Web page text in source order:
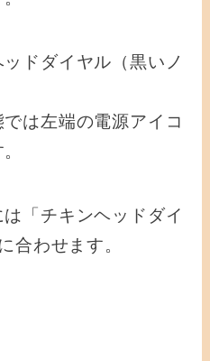
ドダイヤル（黒いノ
は左端の電源アイコ
「チキンヘッドダイ
合わせます。